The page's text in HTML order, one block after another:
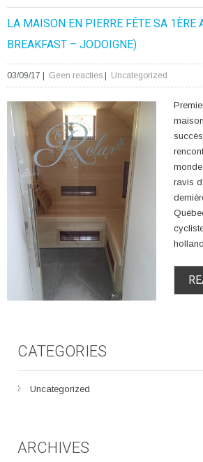
LA MAISON EN PIERRE FÊTE SA 1ÈRE
BREAKFAST – JODOIGNE)
03/09/17 Geen reacties Uncategorized
ravis
CATEGORIES
Uncategorized
ARCHIVES